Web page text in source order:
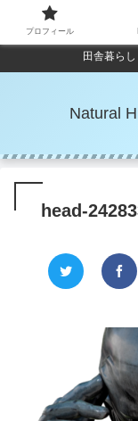
田舎暮ら
Natural
head-
プロフィール